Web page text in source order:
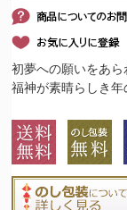
初夢への願いをあ
福神が素晴らしき年